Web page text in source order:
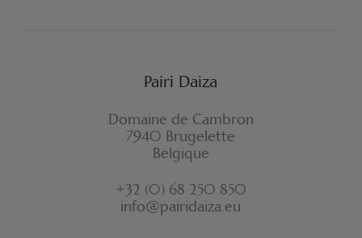
Pairi Daiza
Domaine de Cambron
7940 Brugelette
Belgique
+32 (0) 68 250 850
info@pairidaiza.eu